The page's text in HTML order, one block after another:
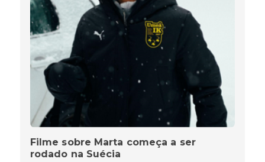
Filme sobre Marta começa a ser
rodado na Suécia